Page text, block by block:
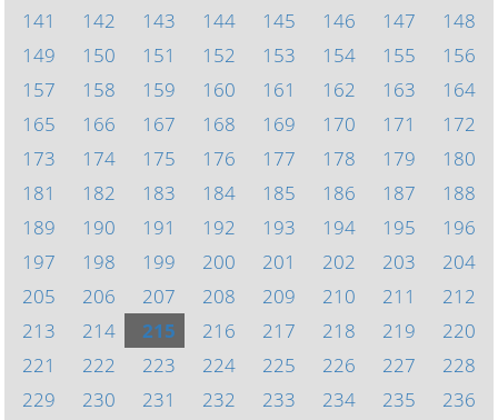
141
142 143 144 145 146 147
148
149
150 151 152 153 154 155
156
157
158 159 160 161 162 163
164
165
166 167 168 169 170 171
172
173
174 175 176 177 178 179
180
181
182 183 184 185 186 187
188
189
190 191 192 193 194 195
196
197
198 199 200 201 202 203
204
205
206 207 208 209 210 211
212
213
214 215 216 217 218 219
220
221
222 223 224 225 226 227
228
229
230 231 232 233 234 235
236